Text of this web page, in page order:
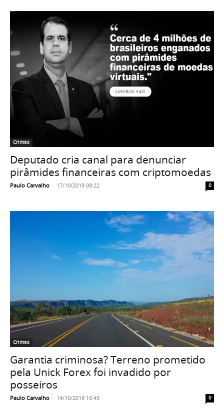
Crimes
Deputado cria canal para denunciar
pirâmides financeiras com criptomoedas
Paulo Carvalho - 17/10/2019 09:22 0
Crimes
Garantia criminosa? Terreno prometido
pela Unick Forex foi invadido por
posseiros
Paulo Carvalho - 14/10/2019 10:45 0